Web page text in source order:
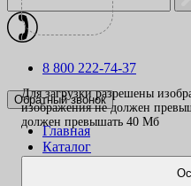
8 800 222-74-37
Обратный звонок
Главная
Каталог
Для загрузки разрешены
изображения не должен
должен превышать 40 Mб